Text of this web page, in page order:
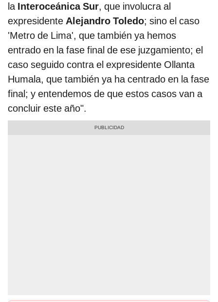
laInteroceánica Sur, que involucra al
expresidente Alejandro Toledo; sino el caso
'Metro de Lima', que también ya hemos
entrado en la fase final de ese juzgamiento; el
caso seguido contra el expresidente Ollanta
Humala, que también ya ha centrado en la fase
final; y entendemos de que estos casos van a
concluir este año".